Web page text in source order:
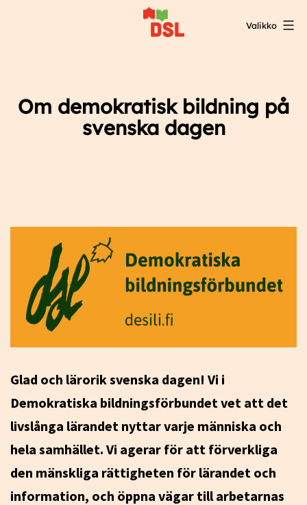
Valikko
Om demokratisk bildning på
svenska dagen
Glad och lärorik svenska dagen! Vi i
Demokratiska bildningsförbundet vet att det
livslånga lärandet nyttar varje människa och
hela samhället. Vi agerar för att förverkliga
den mänskliga rättigheten för lärandet och
information, och öppna vägar till arbetarnas